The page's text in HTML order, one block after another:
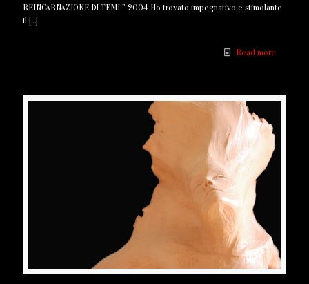
REINCARNAZIONE DI TEMI ” 2004 Ho trovato impegnativo e stimolante
il […]
Read more